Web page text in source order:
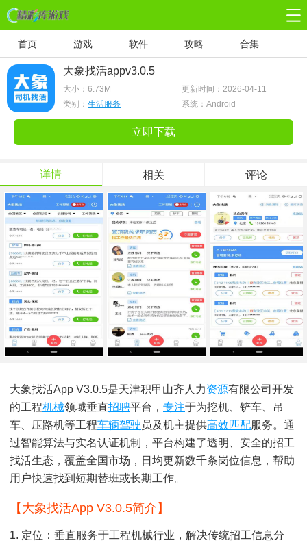
首页 游戏 软件 攻略 合集
大象找活appv3.0.5
大小： 6.73M
更新时间：2026-04-11
类别： 生活服务 系统：Android
立即下载
详情 相关 评论
大象找活App V3.0.5是天津积甲山齐人力资源有限公司开发
的工程机械领域垂直招聘平台， 专注于为挖机、铲车、吊
车、压路机等工程车辆驾驶 员及机主提供高效匹配服务。通
过智能算法与实名认证机制，平台构建了透明、安全的招工
找活生态，覆盖全国市场，日均更新数千条岗位信息，帮助
用户快速找到短期替班或长期工作。
【大象找活app V3.0.5简介】
1. 定位：垂直服务于工程机械行业，解决传统招工信息分